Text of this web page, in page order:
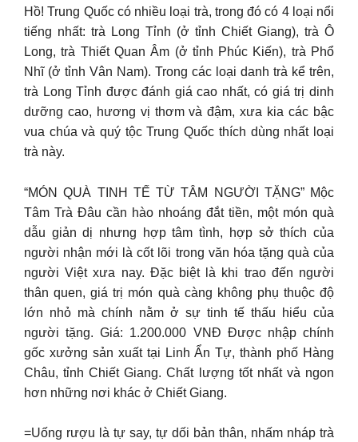
Hồ! Trung Quốc có nhiều loại trà, trong đó có 4 loại nổi
tiếng nhất: trà Long Tỉnh (ở tỉnh Chiết Giang), trà Ô
Long, trà Thiết Quan Âm (ở tỉnh Phúc Kiến), trà Phổ
Nhĩ (ở tỉnh Vân Nam). Trong các loại danh trà kể trên,
trà Long Tỉnh được đánh giá cao nhất, có giá trị dinh
dưỡng cao, hương vị thơm và đậm, xưa kia các bậc
vua chúa và quý tộc Trung Quốc thích dùng nhất loại
trà này.
“MÓN QUÀ TINH TẾ TỪ TÂM NGƯỜI TẶNG” Mộc
Tâm Trà Đâu cần hào nhoáng đắt tiền, một món quà
dẫu giản dị nhưng hợp tâm tình, hợp sở thích của
người nhận mới là cốt lõi trong văn hóa tặng quà của
người Việt xưa nay. Đặc biệt là khi trao đến người
thân quen, giá trị món quà càng không phụ thuộc độ
lớn nhỏ mà chính nằm ở sự tinh tế thấu hiểu của
người tặng. Giá: 1.200.000 VNĐ Được nhập chính
gốc xưởng sản xuất tại Linh Ẩn Tự, thành phố Hàng
Châu, tỉnh Chiết Giang. Chất lượng tốt nhất và ngon
hơn những nơi khác ở Chiết Giang.
=Uống rượu là tự say, tự dối bản thân, nhấm nháp trà